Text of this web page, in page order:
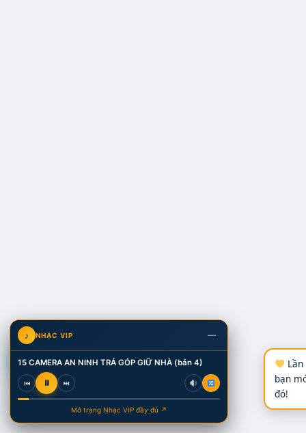
V
bạn
đó!
♪ NHẠC VIP —
15 CAMERA AN NINH TRẢ GÓP GIỮ NHÀ (bản 4)
⏮ ⏸ ⏭
Mở trang Nhạc VIP đầy đủ ↗